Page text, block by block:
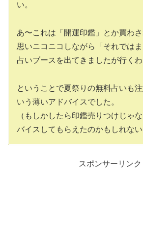
い。
あ〜これは「開運印鑑」とか買わ
思いニコニコしながら「それでは
占いブースを出てきましたが行くわ
ということで夏祭りの無料占いも
いう薄いアドバイスでした。
（もしかしたら印鑑売りつけじゃ
バイスしてもらえたのかもしれない
スポンサーリンク